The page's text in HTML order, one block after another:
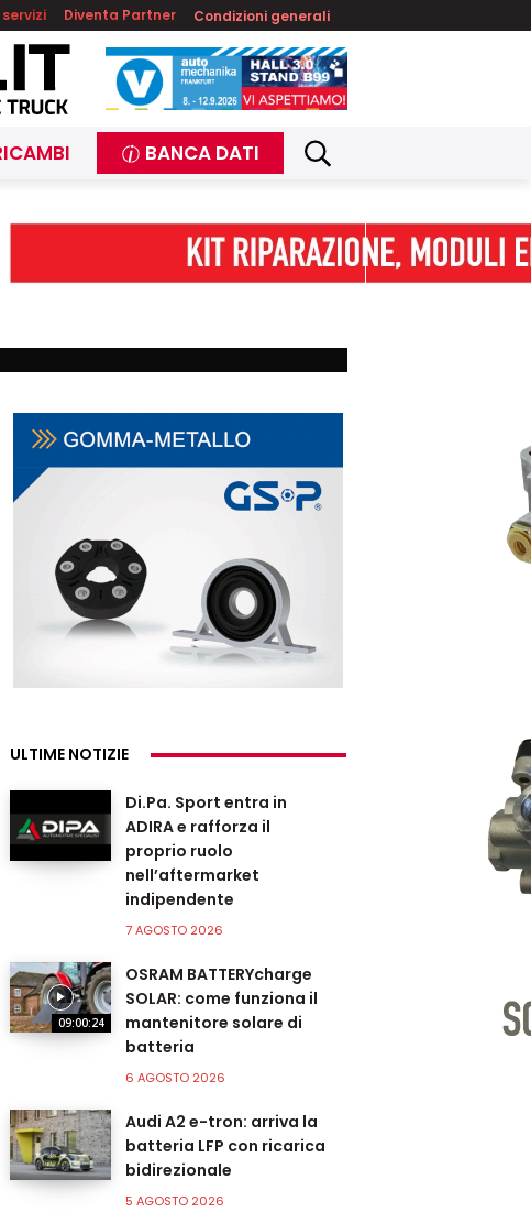
Diventa Partner Condizioni generali
BANCA DATI
ULTIME NOTIZIE
Di.Pa. Sport entra in
ADIRA e rafforza il
proprio ruolo
nell’aftermarket
indipendente
7 AGOSTO 2026
09:00:24
OSRAM BATTERYcharge
SOLAR: come funziona il
mantenitore solare di
batteria
6 AGOSTO 2026
Audi A2 e-tron: arriva la
batteria LFP con ricarica
bidirezionale
5 AGOSTO 2026